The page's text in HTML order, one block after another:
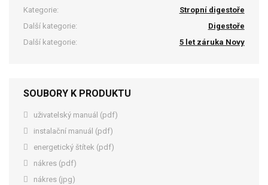
Kategorie:
Stropní digestoře
Další kategorie:
Digestoře
Další kategorie:
5 let záruka Novy
SOUBORY K PRODUKTU
uživatelský manuál (pdf)
instalační manuál (pdf)
energetický štítek (pdf)
nákres (pdf)
nákres (jpg)